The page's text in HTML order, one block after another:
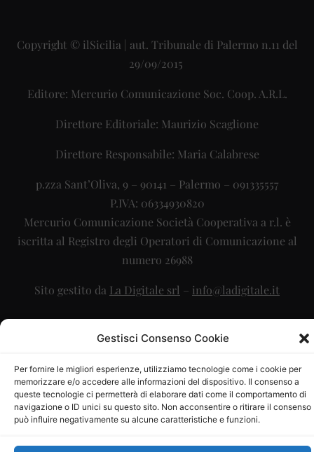
Gestisci Consenso Cookie
Per fornire le migliori esperienze, utilizziamo tecnologie come i cookie per
memorizzare e/o accedere alle informazioni del dispositivo. Il consenso a
queste tecnologie ci permetterà di elaborare dati come il comportamento di
navigazione o ID unici su questo sito. Non acconsentire o ritirare il consenso
può influire negativamente su alcune caratteristiche e funzioni.
Copyright © ilSicilia | aut. Tribunale di Palermo n.11 del
29/09/2015
Editore: Mercurio Comunicazione Soc. Coop. A.R.L.
Direttore Editoriale: Maurizio Scaglione
Direttore Responsabile: Maria Calabrese
p.zza Sant’Oliva, 9 – 90141 – Palermo – 091335557
P.IVA: 06334930820
Mercurio Comunicazione Società Cooperativa a r.l. è
iscritta al Registro degli Operatori di Comunicazione al
numero 26988
Sito gestito da La Digitale srl – info@ladigitale.it